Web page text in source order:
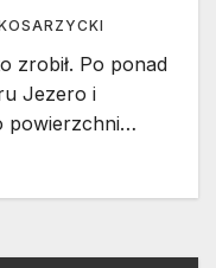
zrobił. Po ponad
Jezero i
powierzchni…